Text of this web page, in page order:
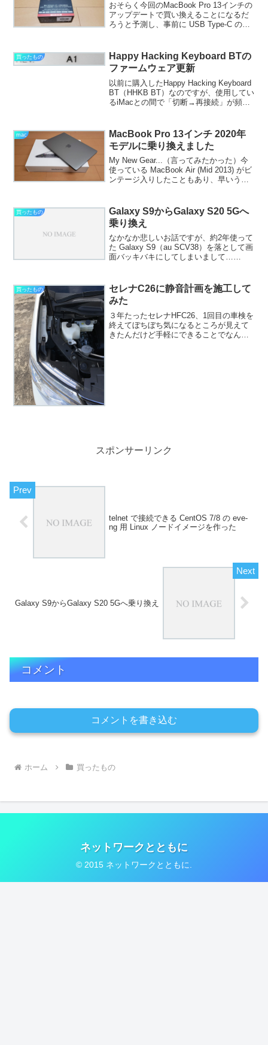
おそらく今回のMacBook Pro 13インチの
アップデートで買い換えることになるだ
ろうと予測し、事前に USB Type-C の充
のニーズにピッタリハマるものがあっ...
買ったもの
Happy Hacking Keyboard BTの
ファームウェア更新
以前に購入したHappy Hacking Keyboard
BT（HHKB BT）なのですが、使用してい
るiMacとの間で「切断→再接続」が頻繁
かな？と思って頻発し始め...
mac
MacBook Pro 13インチ 2020年
モデルに乗り換えました
My New Gear...（言ってみたかった）今
使っている MacBook Air (Mid 2013) がビ
ンテージ入りしたこともあり、早いうち
発...
買ったもの
Galaxy S9からGalaxy S20 5Gへ
乗り換え
なかなか悲しいお話ですが、約2年使って
た Galaxy S9（au SCV38）を落として画
面バッキバキにしてしまいまして…
ったのでもう1年ぐらい使おうと...
買ったもの
セレナC26に静音計画を施工して
みた
３年たったセレナHFC26、1回目の車検を
終えてぼちぼち気になるところが見えて
きたんだけど手軽にできることでなんか
スポンサーリンク
telnet で接続できる CentOS 7/8 の eve-
ng 用 Linux ノードイメージを作った
Galaxy S9からGalaxy S20 5Gへ乗り換え
コメント
コメントを書き込む
ホーム 買ったもの
ネットワークとともに
© 2015 ネットワークとともに.